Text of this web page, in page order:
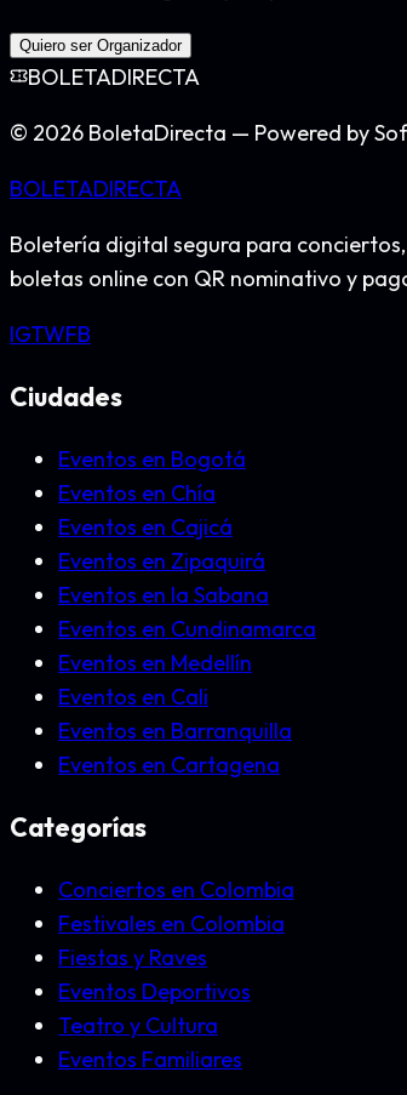
Quiero ser Organizador
BOLETADIRECTA
© 2026 BoletaDirecta — Powered by
BOLETADIRECTA
Boletería digital segura para
boletas online con QR nominativo y
IGTWFB
Ciudades
Eventos en Bogotá
Eventos en Chía
Eventos en Cajicá
Eventos en Zipaquirá
Eventos en la Sabana
Eventos en Cundinamarca
Eventos en Medellín
Eventos en Cali
Eventos en Barranquilla
Eventos en Cartagena
Categorías
Conciertos en Colombia
Festivales en Colombia
Fiestas y Raves
Eventos Deportivos
Teatro y Cultura
Eventos Familiares